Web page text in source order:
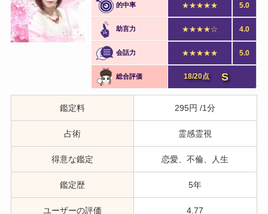
的中率 ★★★★★ 5.0
助言力 ★★★★☆ 4.0
会話力 ★★★★★ 5.0
総合評価 18/20点 S
鑑定料 295円 /1分
占術 霊感霊視
得意な鑑定 恋愛、不倫、人生
鑑定歴 5年
ユーザーの評価 4.77